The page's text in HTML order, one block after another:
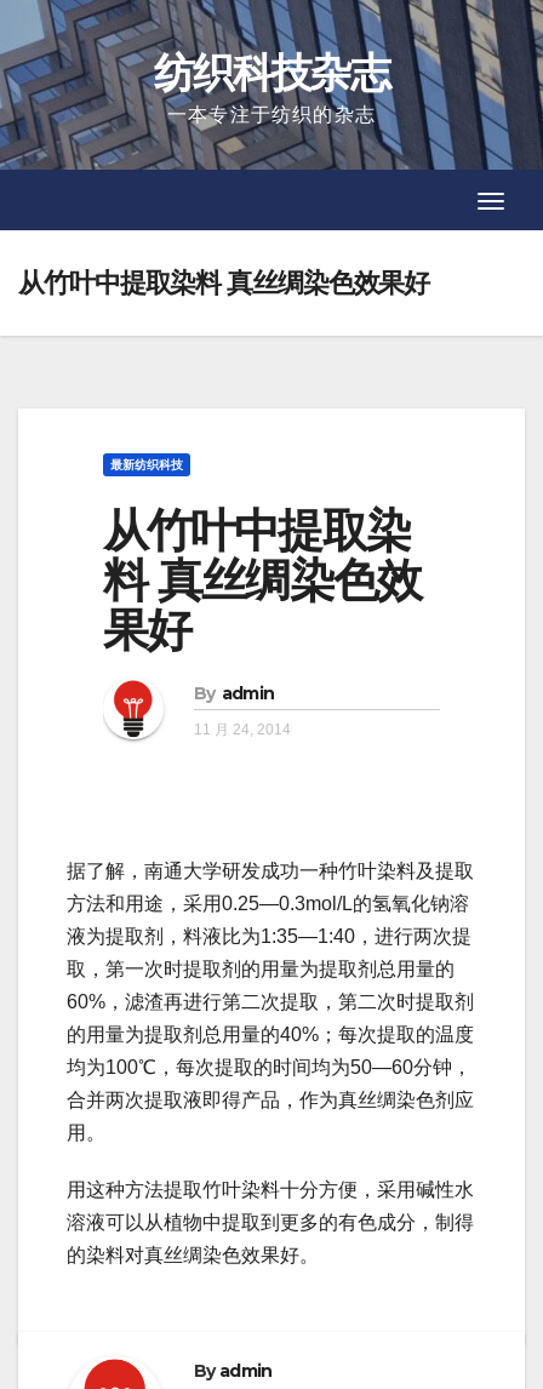
to
content
纺织科技杂志
一本专注于纺织的杂志
从竹叶中提取染料 真丝绸染色效果好
最新纺织科技
从竹叶中提取染
料 真丝绸染色效
果好
By admin
11 月 24, 2014
据了解，南通大学研发成功一种竹叶染料及提取
方法和用途，采用0.25—0.3mol/L的氢氧化钠溶
液为提取剂，料液比为1:35—1:40，进行两次提
取，第一次时提取剂的用量为提取剂总用量的
60%，滤渣再进行第二次提取，第二次时提取剂
的用量为提取剂总用量的40%；每次提取的温度
均为100℃，每次提取的时间均为50—60分钟，
合并两次提取液即得产品，作为真丝绸染色剂应
用。
用这种方法提取竹叶染料十分方便，采用碱性水
溶液可以从植物中提取到更多的有色成分，制得
的染料对真丝绸染色效果好。
Byadmin